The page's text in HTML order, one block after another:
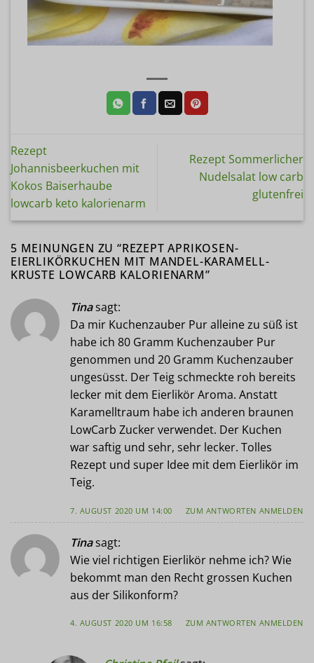
Rezept
Johannisbeerkuchen mit
Kokos Baiserhaube
lowcarb keto kalorienarm
Rezept Sommerlicher
Nudelsalat low carb
glutenfrei
5 MEINUNGEN ZU “REZEPT APRIKOSEN-
EIERLIKÖRKUCHEN MIT MANDEL-KARAMELL-
KRUSTE LOWCARB KALORIENARM”
Tinasagt:
Da mir Kuchenzauber Pur alleine zu süß ist
habe ich 80 Gramm Kuchenzauber Pur
genommen und 20 Gramm Kuchenzauber
ungesüsst. Der Teig schmeckte roh bereits
lecker mit dem Eierlikör Aroma. Anstatt
Karamelltraum habe ich anderen braunen
LowCarb Zucker verwendet. Der Kuchen
war saftig und sehr, sehr lecker. Tolles
Rezept und super Idee mit dem Eierlikör im
Teig.
7. AUGUST 2020 UM 14:00 ZUM ANTWORTEN ANMELDEN
Tinasagt:
Wie viel richtigen Eierlikör nehme ich? Wie
bekommt man den Recht grossen Kuchen
aus der Silikonform?
4. AUGUST 2020 UM 16:58 ZUM ANTWORTEN ANMELDEN